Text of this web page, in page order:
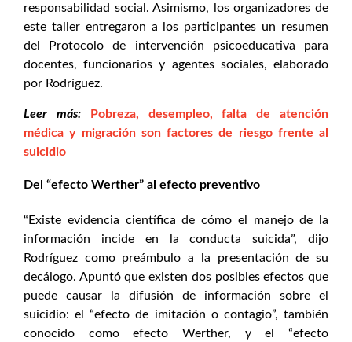
responsabilidad social. Asimismo, los organizadores de
este taller entregaron a los participantes un resumen
del Protocolo de intervención psicoeducativa para
docentes, funcionarios y agentes sociales, elaborado
por Rodríguez.
Leer más:
Pobreza, desempleo, falta de atención
médica y migración son factores de riesgo frente al
suicidio
Del “efecto Werther” al efecto preventivo
“Existe evidencia científica de cómo el manejo de la
información incide en la conducta suicida”, dijo
Rodríguez como preámbulo a la presentación de su
decálogo. Apuntó que existen dos posibles efectos que
puede causar la difusión de información sobre el
suicidio: el “efecto de imitación o contagio”, también
conocido como efecto Werther, y el “efecto